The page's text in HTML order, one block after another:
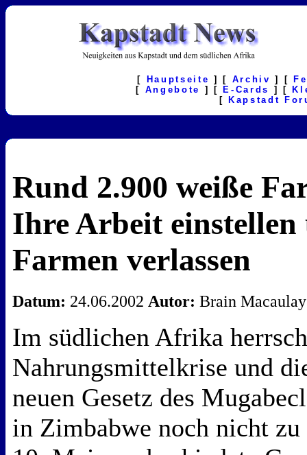
[ Hauptseite ] [ Archiv ] [
[ Angebote ] [ E-Cards ] [
[
Kapstadt
Rund 2.900 weiße
Ihre Arbeit
Farmen verlassen
Datum: 24.06.2002 Autor: Brain
Im südlichen Afrika
Nahrungsmittelkrise und
neuen Gesetz des
in Zimbabwe noch nicht zu